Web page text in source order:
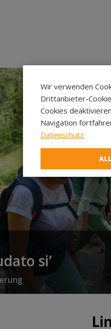
si’
Wir verwenden
Drittanbieter-
Cookies
Navigation
Datenschutz